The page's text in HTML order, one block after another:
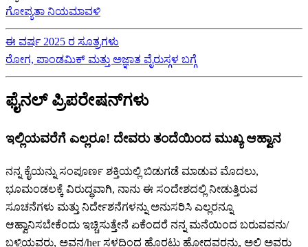
ಗೋಪ್ಯತಾ ನಿಯಮಾವಳಿ
ಈ ವರ್ಷ 2025 ರ ಸೂತ್ರಗಳು
ರೋಗ, ಪಾಂಡಮಿಕ್ ಮತ್ತು ಅಜ್ಞಾತ ವೈರುಸ್ಗಳ ಬಗ್ಗೆ
ಫೈನಲ್ ಪ್ರಿಪರೇಷನ್‌ಗಳು
ಇಲ್ಲಿಯವರೆಗೆ ಎಲ್ಲರೂ! ದೇವರು ತಂದೆಯಿಂದ ಮುಖ್ಯ ಆಹ್ವಾನ
ನನ್ನ ಕೈಯನ್ನು ಸಂಪೂರ್ಣ ಶಕ್ತಿಯಲ್ಲಿ ಬಿಡುಗಡೆ ಮಾಡುವ ಮೊದಲು,
ಭೂಮಂಡಲಕ್ಕೆ ವಿರುದ್ಧವಾಗಿ, ನಾನು ಈ ಸಂದೇಶದಲ್ಲಿ ನೀಡುತ್ತಿರುವ
ಸೂಚನೆಗಳು ಮತ್ತು ನಿರ್ದೇಶನೆಗಳನ್ನು ಅನುಸರಿಸಿ ಎಲ್ಲರನ್ನೂ
ಆಹ್ವಾನಿಸಬೇಕೆಂದು ಇಚ್ಚಿಸುತ್ತೇನೆ ಏಕೆಂದರೆ ನನ್ನ ಮನೆಯಿಂದ ಬರುವವನು/
ಬಳ್ಳಿಯವರು, ಅವನ/her ಸ್ಥಳದಿಂದ ಹೊರಟು ಹೋದವರನ್ನು, ಅಲ್ಲಿ ಅವರು